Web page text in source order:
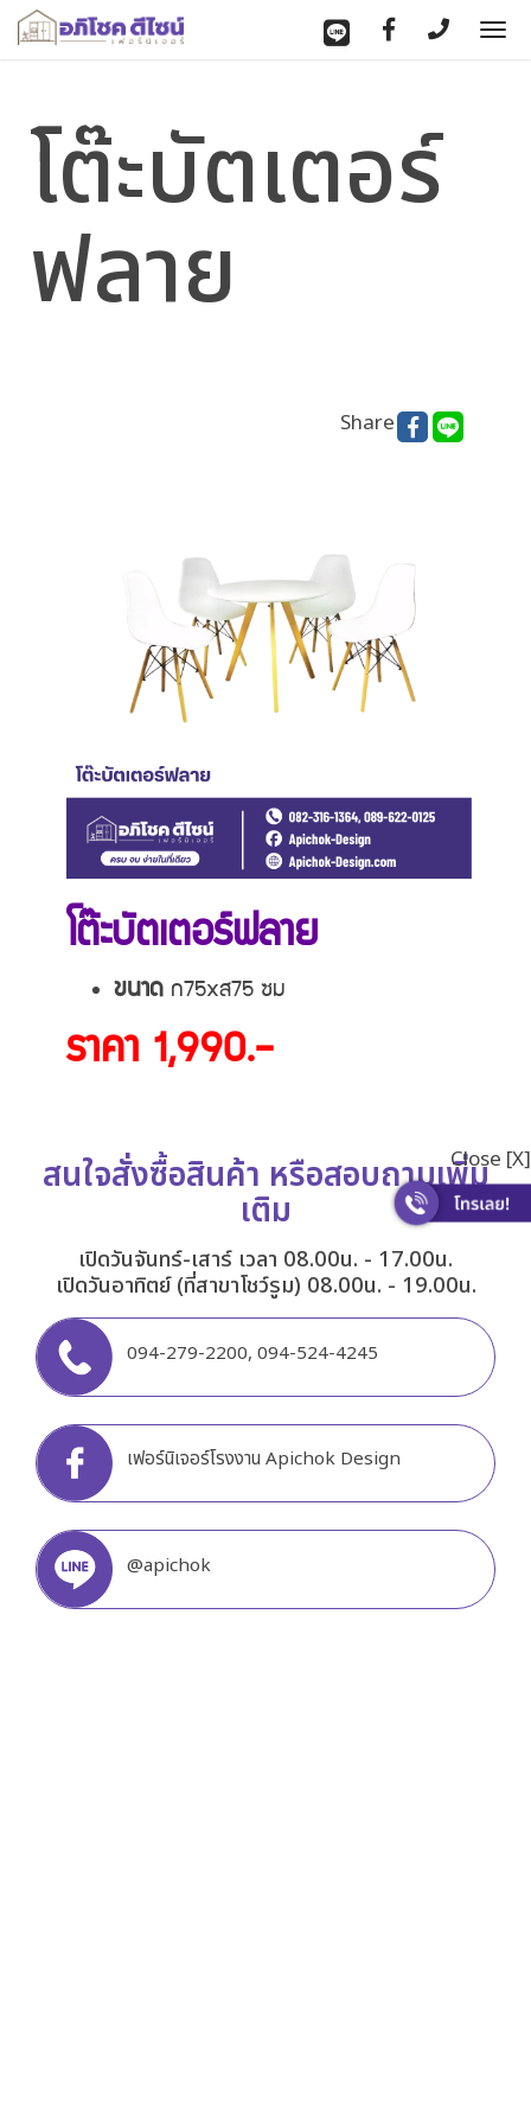
โต๊ะบัตเตอร์
ฟลาย
Share
โต๊ะบัตเตอร์ฟลาย
ขนาด ก75xส75 ซม
ราคา 1,990.-
สนใจสั่งซื้อสินค้า หรือสอบถามเพิ่ม
เติม
เปิดวันจันทร์-เสาร์ เวลา 08.00น. - 17.00น.
เปิดวันอาทิตย์ (ที่สาขาโชว์รูม) 08.00น. - 19.00น.
094-279-2200, 094-524-4245
เฟอร์นิเจอร์โรงงาน Apichok Design
@apichok
Close [X]